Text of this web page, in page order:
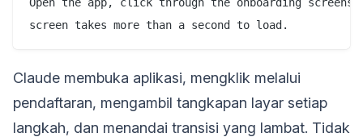
Claude membuka aplikasi, mengklik melalui
pendaftaran, mengambil tangkapan layar setiap
langkah, dan menandai transisi yang lambat. Tidak